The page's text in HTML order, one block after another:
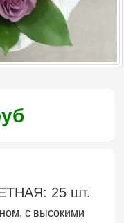
25 шт.
с высокими